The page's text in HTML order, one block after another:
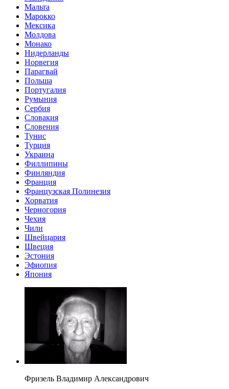
Мальта
Марокко
Мексика
Молдова
Монако
Нидерланды
Норвегия
Парагвай
Польша
Португалия
Румыния
Сербия
Словакия
Словения
Тунис
Турция
Украина
Филлипины
Финляндия
Франция
Французская Полинезия
Хорватия
Черногория
Чехия
Чили
Швейцария
Швеция
Эстония
Эфиопия
Япония
Фризель Владимир Александрович